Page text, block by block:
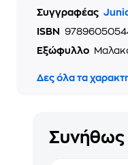
Συγγραφέας
ISBN
Εξώφυλλο
Δες όλα τα
Συνήθως